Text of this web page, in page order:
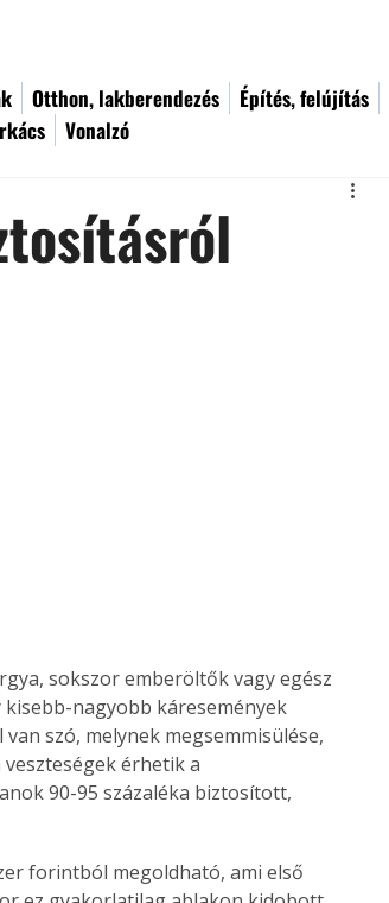
Otthon, lakberendezés Építés, felújítás
Vonalzó
sokszor emberöltők vagy egész
nagyobb káresemények
szó, melynek megsemmisülése,
érhetik a
90-95 százaléka biztosított,
forintból megoldható, ami első